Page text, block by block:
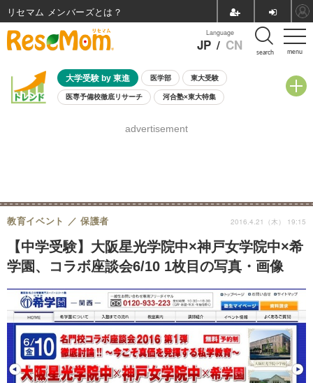
menu
Language
JP / CN search
大学受験 by 東進 医学部 東大受験
医専予備校徹底リサーチ 河合塾×東大特集
8月開催学校説明会・相談会
advertisement
【中学受験】大阪星光学院中×神戸女学院中×希
学園、コラボ座談会6/10 1枚目の写真・画像
教育イベント 保護者 2016.4.21（木） 19:15
リセマム メンバーズ